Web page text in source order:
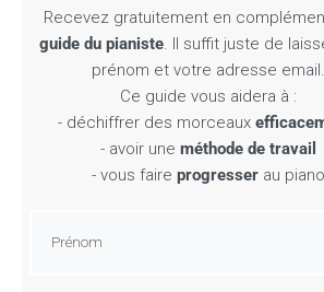
Recevez gratuitement en
guide du pianiste. Il suffit juste de
prénom et votre adresse email.
Ce guide vous aidera à :
- déchiffrer des morceaux
- avoir une méthode de travail
- vous faire progresser au piano